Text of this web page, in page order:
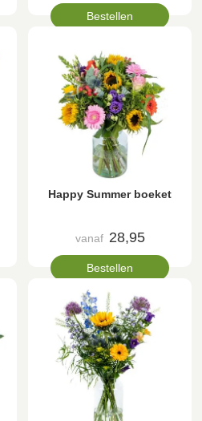
Bestellen
Happy Summer boeket
vanaf 28,95
Bestellen